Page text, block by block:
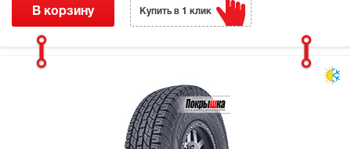
В корзину Купить в 1 клик